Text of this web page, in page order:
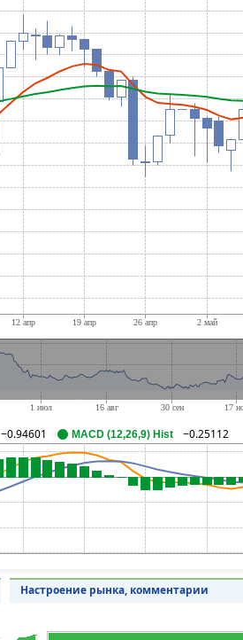
−0.94601 MACD (12,26,9) Hist −0.25112
Настроение рынка, комментарии